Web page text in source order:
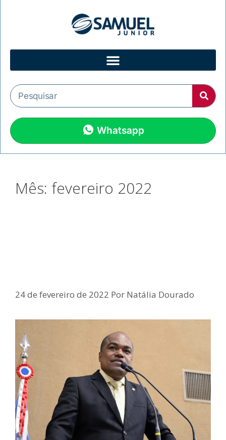
Whatsapp
Mês: fevereiro 2022
24 de fevereiro de 2022 Por Natália Dourado